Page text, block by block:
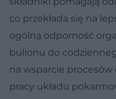
co przekłada się na
ogólną odporność
bulionu do
na wsparcie
pracy układu